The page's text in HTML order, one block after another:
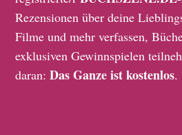
Rezensionen über deine
Filme und mehr verfassen,
exklusiven Gewinnspielen
daran:Das Ganze ist kostenlos.